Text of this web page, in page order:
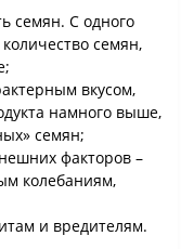
семян. С одного
семян,
вкусом,
намного выше,
семян;
факторов –
колебаниям,
и вредителям.